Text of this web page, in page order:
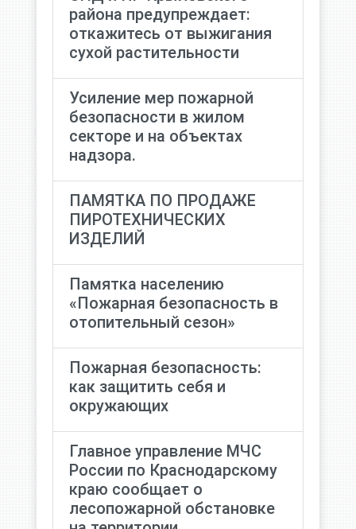
района предупреждает:
откажитесь от выжигания
сухой растительности
Усиление мер пожарной
безопасности в жилом
секторе и на объектах
надзора.
ПАМЯТКА ПО ПРОДАЖЕ
ПИРОТЕХНИЧЕСКИХ
ИЗДЕЛИЙ
Памятка населению
«Пожарная безопасность в
отопительный сезон»
Пожарная безопасность:
как защитить себя и
окружающих
Главное управление МЧС
России по Краснодарскому
краю сообщает о
лесопожарной обстановке